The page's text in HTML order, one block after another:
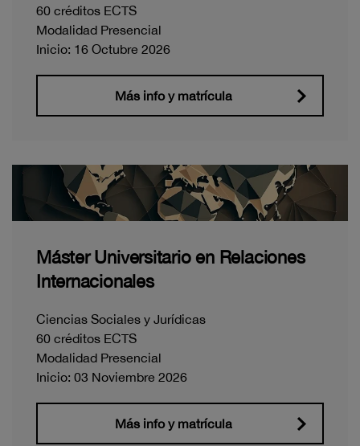
60 créditos ECTS
Modalidad Presencial
Inicio: 16 Octubre 2026
Más info y matrícula
Máster Universitario en Relaciones
Internacionales
Ciencias Sociales y Jurídicas
60 créditos ECTS
Modalidad Presencial
Inicio: 03 Noviembre 2026
Más info y matrícula